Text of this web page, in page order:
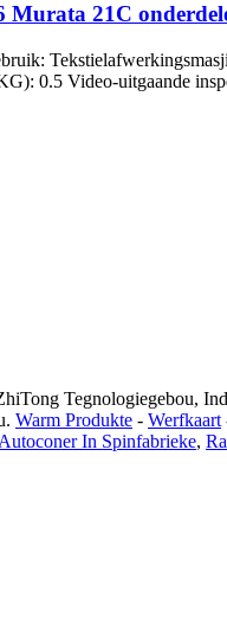
Murata 21C
0.5 Video-uitgaande
Tegnologiegebou,
Warm Produkte - Werfkaart
In Spinfabrieke,